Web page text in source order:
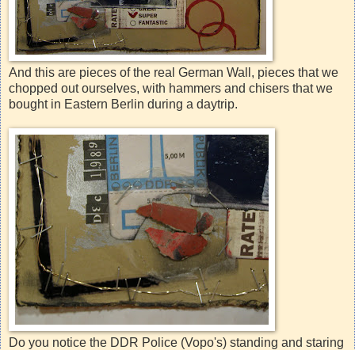
And this are pieces of the real German Wall, pieces that we
chopped out ourselves, with hammers and chisers that we
bought in Eastern Berlin during a daytrip.
Do you notice the DDR Police (Vopo's) standing and staring